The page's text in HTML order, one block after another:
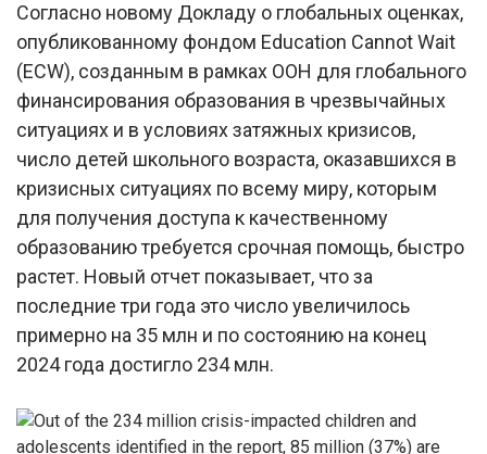
Согласно новому Докладу о глобальных оценках,
опубликованному фондом Education Cannot Wait
(ECW), созданным в рамках ООН для глобального
финансирования образования в чрезвычайных
ситуациях и в условиях затяжных кризисов,
число детей школьного возраста, оказавшихся в
кризисных ситуациях по всему миру, которым
для получения доступа к качественному
образованию требуется срочная помощь, быстро
растет. Новый отчет показывает, что за
последние три года это число увеличилось
примерно на 35 млн и по состоянию на конец
2024 года достигло 234 млн.